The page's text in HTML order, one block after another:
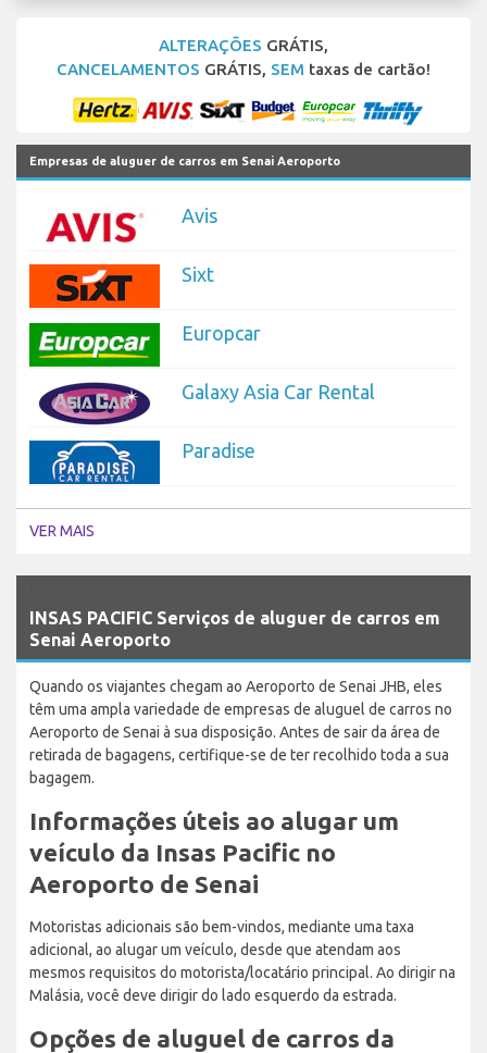
ALTERAÇÕES GRÁTIS,
CANCELAMENTOS GRÁTIS, SEM taxas de cartão!
Empresas de aluguer de carros em Senai Aeroporto
Avis
Sixt
Europcar
Galaxy Asia Car Rental
Paradise
VER MAIS
INSAS PACIFIC Serviços de aluguer de carros em
Senai Aeroporto
Quando os viajantes chegam ao Aeroporto de Senai JHB, eles
têm uma ampla variedade de empresas de aluguel de carros no
Aeroporto de Senai à sua disposição. Antes de sair da área de
retirada de bagagens, certifique-se de ter recolhido toda a sua
bagagem.
Informações úteis ao alugar um
veículo da Insas Pacific no
Aeroporto de Senai
Motoristas adicionais são bem-vindos, mediante uma taxa
adicional, ao alugar um veículo, desde que atendam aos
mesmos requisitos do motorista/locatário principal. Ao dirigir na
Malásia, você deve dirigir do lado esquerdo da estrada.
Opções de aluguel de carros da